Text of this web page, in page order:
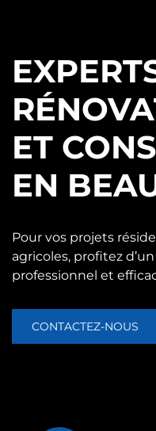
ET
EN
Pour vos projets
agricoles, profitez
professionnel et
CONTACTEZ-NOUS